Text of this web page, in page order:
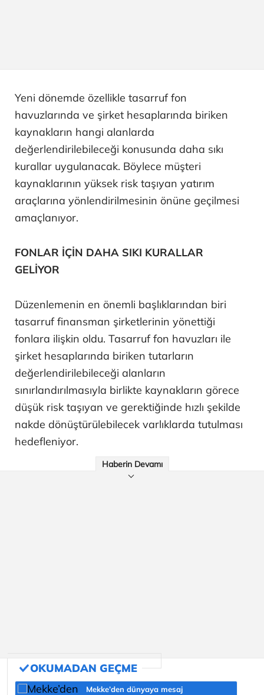
Yeni dönemde özellikle tasarruf fon
havuzlarında ve şirket hesaplarında biriken
kaynakların hangi alanlarda
değerlendirilebileceği konusunda daha sıkı
kurallar uygulanacak. Böylece müşteri
kaynaklarının yüksek risk taşıyan yatırım
araçlarına yönlendirilmesinin önüne geçilmesi
amaçlanıyor.
FONLAR İÇİN DAHA SIKI KURALLAR
GELİYOR
Düzenlemenin en önemli başlıklarından biri
tasarruf finansman şirketlerinin yönettiği
fonlara ilişkin oldu. Tasarruf fon havuzları ile
şirket hesaplarında biriken tutarların
değerlendirilebileceği alanların
sınırlandırılmasıyla birlikte kaynakların görece
düşük risk taşıyan ve gerektiğinde hızlı şekilde
nakde dönüştürülebilecek varlıklarda tutulması
hedefleniyor.
Haberin Devamı
Mekke’den dünyaya mesaj